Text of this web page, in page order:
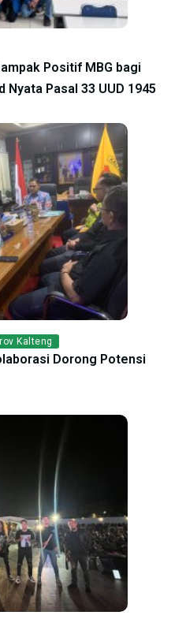
Positif MBG bagi
Nyata Pasal 33 UUD 1945
Kalteng
Dorong Potensi